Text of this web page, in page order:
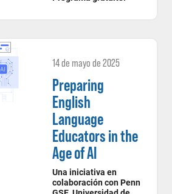
14 de mayo de 2025
Preparing
English
Language
Educators in the
Age of AI
Una iniciativa en
colaboración con Penn